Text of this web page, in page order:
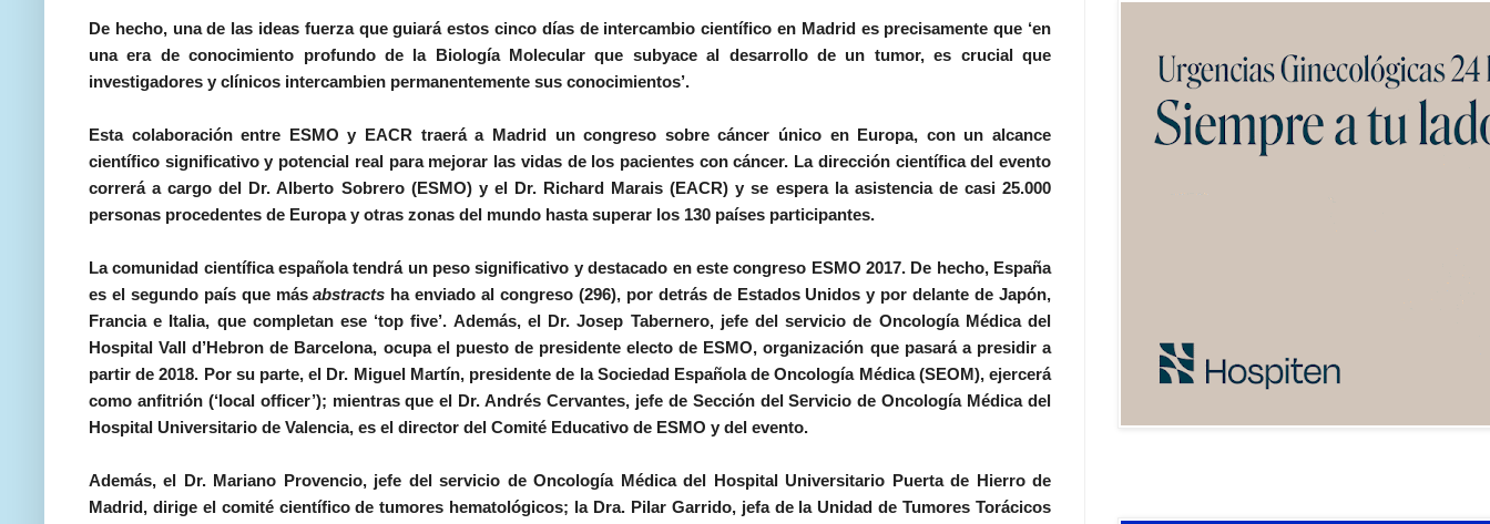
De hecho, una de las ideas fuerza que guiará estos cinco días de intercambio científico en Madrid es precisamente que ‘en
una era de conocimiento profundo de la Biología Molecular que subyace al desarrollo de un tumor, es crucial que
investigadores y clínicos intercambien permanentemente sus conocimientos’.
Esta colaboración entre ESMO y EACR traerá a Madrid un congreso sobre cáncer único en Europa, con un alcance
científico significativo y potencial real para mejorar las vidas de los pacientes con cáncer. La dirección científica del evento
correrá a cargo del Dr. Alberto Sobrero (ESMO) y el Dr. Richard Marais (EACR) y se espera la asistencia de casi 25.000
personas procedentes de Europa y otras zonas del mundo hasta superar los 130 países participantes.
La comunidad científica española tendrá un peso significativo y destacado en este congreso ESMO 2017. De hecho, España
es el segundo país que másabstracts ha enviado al congreso (296), por detrás de Estados Unidos y por delante de Japón,
Francia e Italia, que completan ese ‘top five’. Además, el
Dr. Josep Tabernero, jefe del servicio de Oncología Médica del
Hospital Vall d’Hebron de Barcelona, ocupa el puesto de presidente electo de ESMO, organización que pasará a presidir a
partir de 2018. Por su parte, el
Dr. Miguel Martín, presidente de la Sociedad Española de Oncología Médica (SEOM), ejercerá
como anfitrión (‘local officer’); mientras que el
Dr. Andrés Cervantes, jefe de Sección del Servicio de Oncología Médica del
Hospital Universitario de Valencia, es el director del Comité Educativo de ESMO y del evento.
Además, el Dr. Mariano Provencio, jefe del servicio de Oncología Médica del Hospital Universitario Puerta de Hierro de
Madrid, dirige el comité científico de tumores hematológicos; la Dra. Pilar Garrido, jefa de la Unidad de Tumores Torácicos